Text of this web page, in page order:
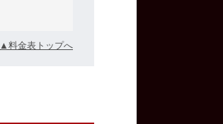
▲料金表トップへ